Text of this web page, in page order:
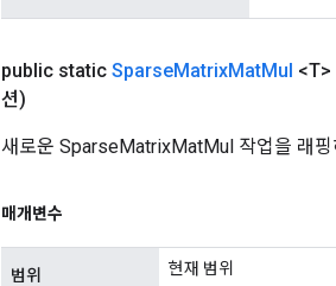
public static SparseMatrixMatMul <T>
션)
새로운 SparseMatrixMatMul 작업을 래
매개변수
범위 현재 범위